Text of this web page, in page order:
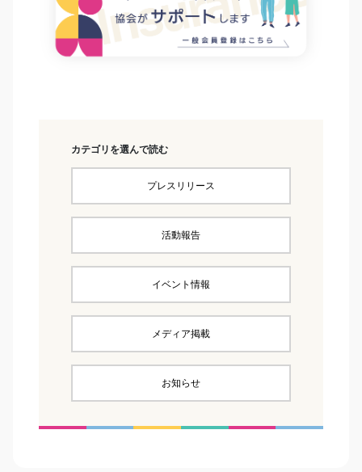
カテゴリを選んで読む
プレスリリース
活動報告
イベント情報
メディア掲載
お知らせ